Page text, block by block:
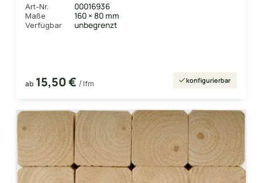
Art-Nr. 00016936
Maße 160 × 80 mm
Verfügbar unbegrenzt
ab 15,50 € / lfm konfigurierbar